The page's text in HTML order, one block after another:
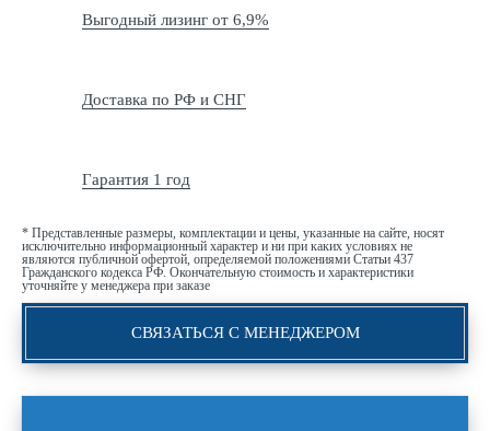
Выгодный лизинг от 6,9%
Доставка по РФ и СНГ
Гарантия 1 год
* Представленные размеры, комплектации и цены, указанные на сайте, носят
исключительно информационный характер и ни при каких условиях не
являются публичной офертой, определяемой положениями Статьи 437
Гражданского кодекса РФ. Окончательную стоимость и характеристики
уточняйте у менеджера при заказе
СВЯЗАТЬСЯ С МЕНЕДЖЕРОМ